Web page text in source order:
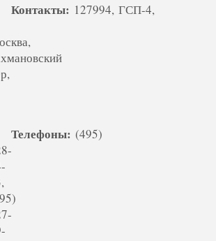
Контакты: 127994, ГСП-4,
Телефоны: (495)